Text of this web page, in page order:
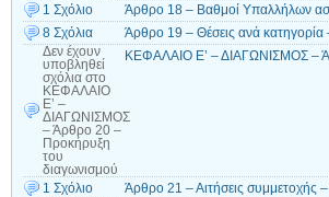
1 Σχόλιο
Άρθρο 18 – Βαθμοί Υπαλλήλων
8 Σχόλια
Άρθρο 19 – Θέσεις ανά
Δεν έχουν
υποβληθεί
σχόλια στο
ΚΕΦΑΛΑΙΟ
Ε’ –
ΔΙΑΓΩΝΙΣΜΟΣ
– Άρθρο 20 –
Προκήρυξη
του
διαγωνισμού
ΚΕΦΑΛΑΙΟ Ε’ – ΔΙΑΓΩΝΙΣΜΟΣ –
1 Σχόλιο
Άρθρο 21 – Αιτήσεις συμμετοχής